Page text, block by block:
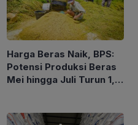
Harga Beras Naik, BPS:
Potensi Produksi Beras
Mei hingga Juli Turun 1,16